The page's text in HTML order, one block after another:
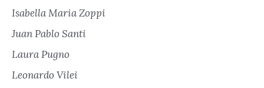
Isabella Maria Zoppi
Juan Pablo Santi
Laura Pugno
Leonardo Vilei